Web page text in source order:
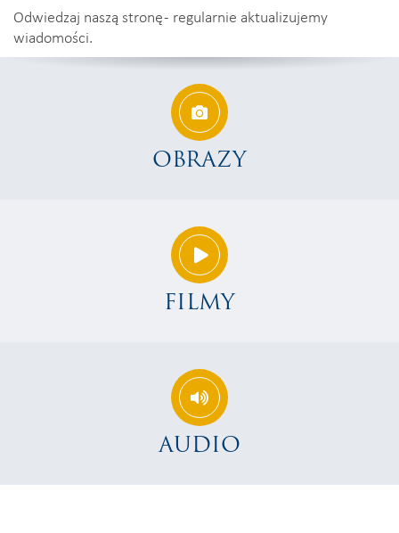
Odwiedzaj naszą stronę - regularnie aktualizujemy
wiadomości.
OBRAZY
FILMY
AUDIO